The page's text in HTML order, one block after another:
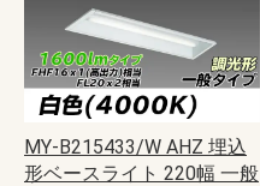
MY-B215433/W AHZ 埋込
形ベースライト 220幅 一般